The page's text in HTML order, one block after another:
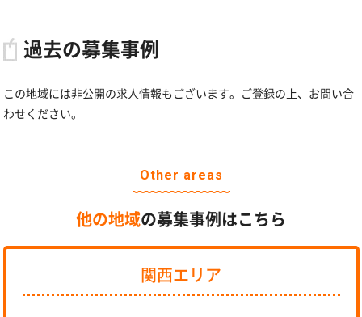
過去の募集事例
この地域には非公開の求人情報もございます。ご登録の上、お問い合
わせください。
Other areas
他の地域の募集事例はこちら
関西エリア